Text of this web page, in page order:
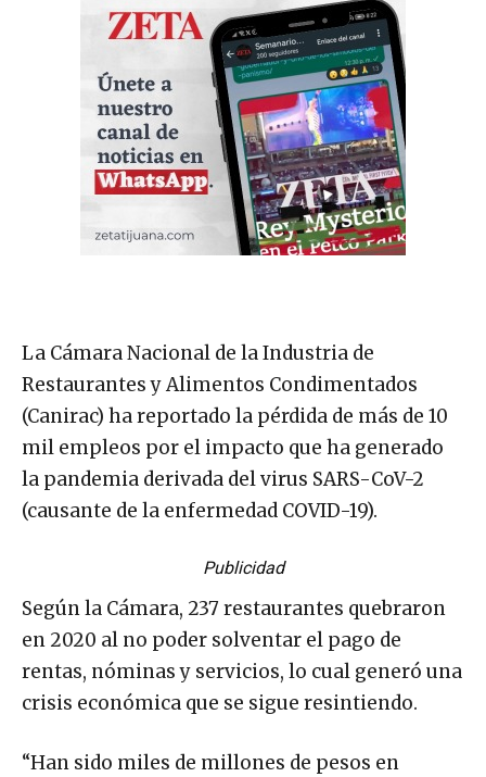
La Cámara Nacional de la Industria de
Restaurantes y Alimentos Condimentados
(Canirac) ha reportado la pérdida de más de 10
mil empleos por el impacto que ha generado
la pandemia derivada del virus SARS-CoV-2
(causante de la enfermedad COVID-19).
Publicidad
Según la Cámara, 237 restaurantes quebraron
en 2020 al no poder solventar el pago de
rentas, nóminas y servicios, lo cual generó una
crisis económica que se sigue resintiendo.
“Han sido miles de millones de pesos en